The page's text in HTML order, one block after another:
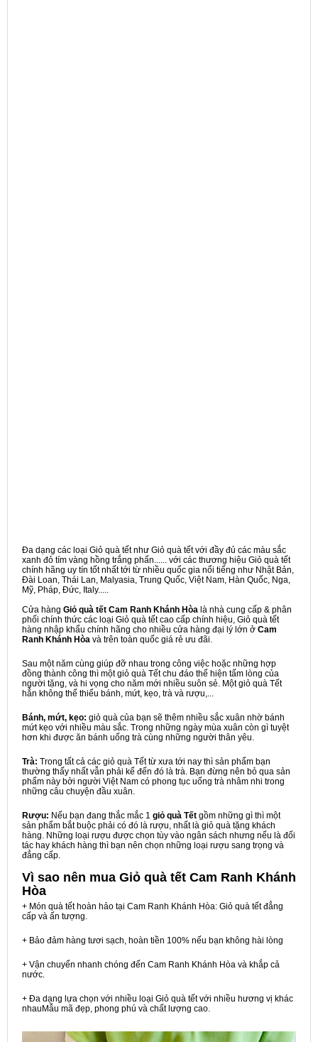
Đa dạng các loại Giỏ quà tết như Giỏ quà tết với đầy đủ các màu sắc
xanh đỏ tím vàng hồng trắng phấn...... với các thương hiệu Giỏ quà tết
chính hãng uy tín tốt nhất tới từ nhiều quốc gia nổi tiếng như Nhật Bản,
Đài Loan, Thái Lan, Malyasia, Trung Quốc, Việt Nam, Hàn Quốc, Nga,
Mỹ, Pháp, Đức, Italy.....
Cửa hàng Giỏ quà tết Cam Ranh Khánh Hòa là nhà cung cấp & phân
phối chính thức các loại Giỏ quà tết cao cấp chính hiệu, Giỏ quà tết
hàng nhập khẩu chính hãng cho nhiều cửa hàng đại lý lớn ở Cam
Ranh Khánh Hòa và trên toàn quốc giá rẻ ưu đãi.
Sau một năm cùng giúp đỡ nhau trong công việc hoặc những hợp
đồng thành công thì một giỏ quà Tết chu đáo thể hiện tấm lòng của
người tặng, và hi vọng cho năm mới nhiều suôn sẻ. Một giỏ quà Tết
hẳn không thể thiếu bánh, mứt, kẹo, trà và rượu,...
Bánh, mứt, kẹo: giỏ quà của bạn sẽ thêm nhiều sắc xuân nhờ bánh
mứt kẹo với nhiều màu sắc. Trong những ngày mùa xuân còn gì tuyệt
hơn khi được ăn bánh uống trà cùng những người thân yêu.
Trà: Trong tất cả các giỏ quà Tết từ xưa tới nay thì sản phẩm bạn
thường thấy nhất vẫn phải kể đến đó là trà. Bạn đừng nên bỏ qua sản
phẩm này bởi người Việt Nam có phong tục uống trà nhâm nhi trong
những câu chuyện đầu xuân.
Rượu: Nếu bạn đang thắc mắc 1 giỏ quà Tết gồm những gì thì một
sản phẩm bắt buộc phải có đó là rượu, nhất là giỏ quà tặng khách
hàng. Những loại rượu được chọn tùy vào ngân sách nhưng nếu là đối
tác hay khách hàng thì bạn nên chọn những loại rượu sang trọng và
đẳng cấp.
Vì sao nên mua Giỏ quà tết Cam Ranh Khánh
Hòa
+ Món quà tết hoàn hảo tại Cam Ranh Khánh Hòa: Giỏ quà tết đẳng
cấp và ấn tượng.
+ Bảo đảm hàng tươi sạch, hoàn tiền 100% nếu bạn không hài lòng
+ Vận chuyển nhanh chóng đến Cam Ranh Khánh Hòa và khắp cả
nước.
+ Đa dạng lựa chọn với nhiều loại Giỏ quà tết với nhiều hương vị khác
nhauMẫu mã đẹp, phong phú và chất lượng cao.